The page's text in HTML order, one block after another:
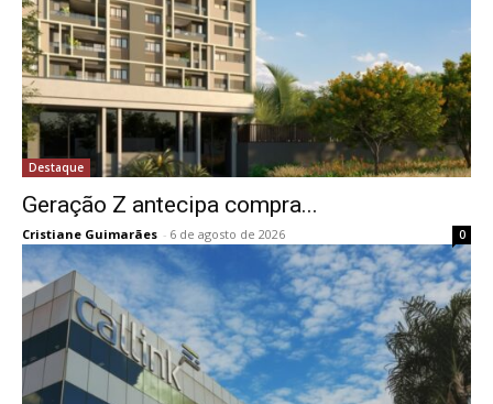
Destaque
Geração Z antecipa compra...
Cristiane Guimarães - 6 de agosto de 2026 0